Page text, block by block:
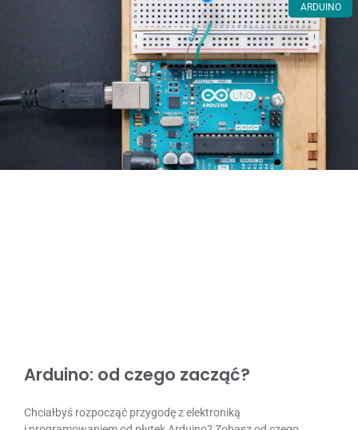
ARDUINO
Arduino: od czego zacząć?
Chciałbyś rozpocząć przygodę z elektroniką